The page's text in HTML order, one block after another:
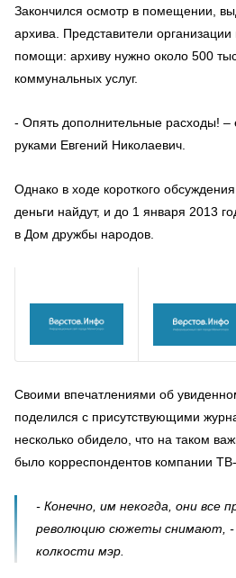
Закончился осмотр в помещении,
архива. Представители
помощи: архиву нужно около 500
коммунальных услуг.
- Опять дополнительные расходы! –
руками Евгений Николаевич.
Однако в ходе короткого
деньги найдут, и до 1 января 2013
в Дом дружбы народов.
Своими впечатлениями об
поделился с присутствующими
несколько обидело, что на таком
было корреспондентов компании
- Конечно, им некогда, они все
революцию сюжеты снимают, -
колкости мэр.